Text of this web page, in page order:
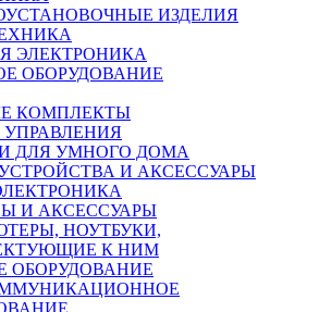
ИЗДЕЛИЯ
ЭЛЕКТРОНИКА
ОБОРУДОВАНИЕ
КОМПЛЕКТЫ
ДЛЯ УМНОГО ДОМА
И АКСЕССУАРЫ
И АКСЕССУАРЫ
НОУТБУКИ,
К НИМ
ОБОРУДОВАНИЕ